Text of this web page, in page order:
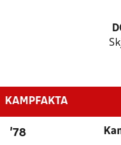
KAMPFAKTA
'78